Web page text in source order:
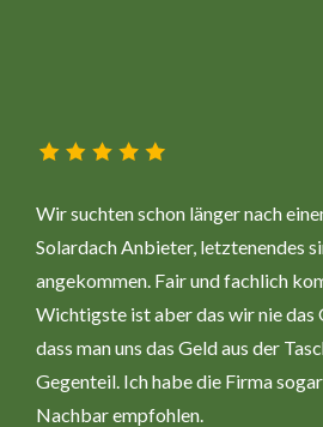
Wir suchten schon länger nach
Solardach Anbieter, letztenendes
angekommen. Fair und fachlich
Wichtigste ist aber das wir nie das
dass man uns das Geld aus der
Gegenteil. Ich habe die Firma
Nachbar empfohlen.